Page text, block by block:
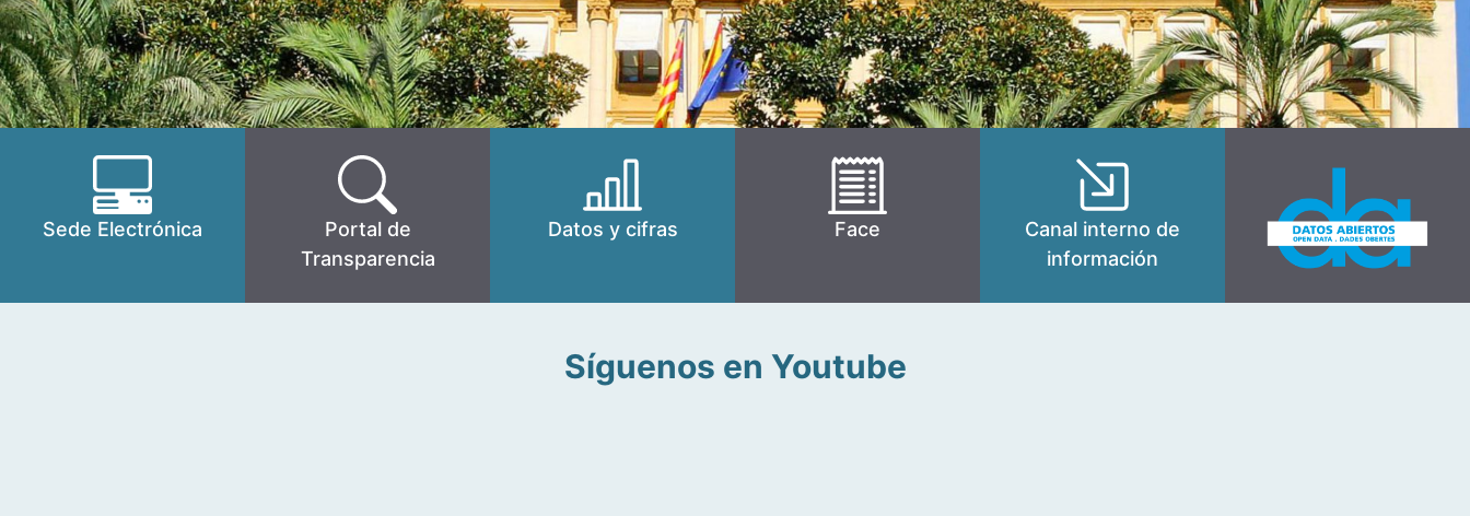
Sede Electrónica
Portal de
Transparencia
Datos y cifras Face
Canal interno de
información
Síguenos en Youtube